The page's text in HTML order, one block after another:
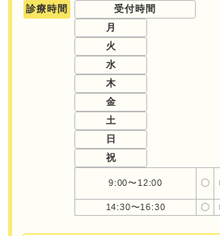
診療時間
受付時間
月
火
水
木
金
土
日
祝
9:00〜12:00 〇
14:30〜16:30 〇